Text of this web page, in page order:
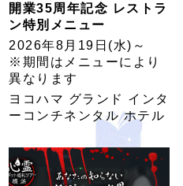
開業35周年記念 レストラ
ン特別メニュー
2026年8月19日(水)～
※期間はメニューにより
異なります
ヨコハマ グランド インタ
ーコンチネンタル ホテル